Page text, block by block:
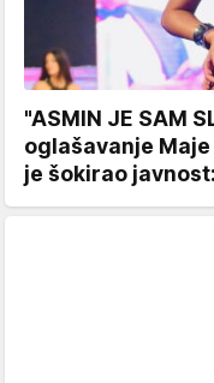
"ASMIN JE SAM
oglašavanje
je šokirao